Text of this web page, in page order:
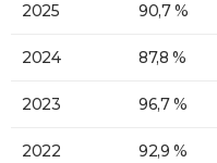
2025 90,7 %
2024 87,8 %
2023 96,7 %
2022 92,9 %